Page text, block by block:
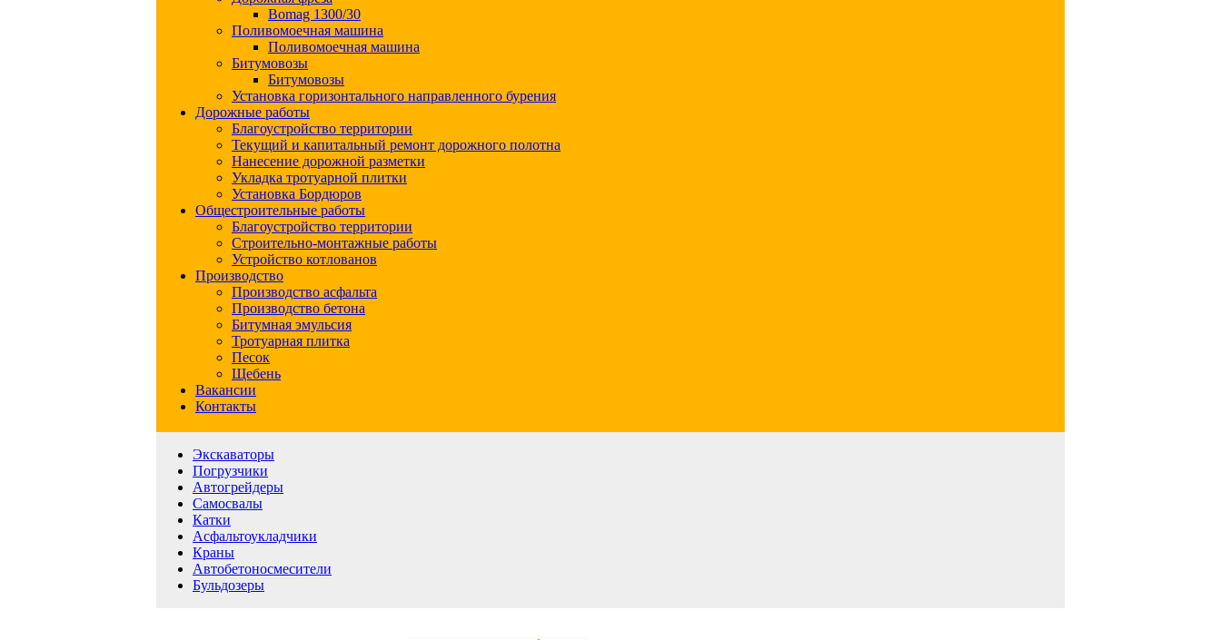
Bomag 1300/30
Поливомоечная машина
Поливомоечная машина
Битумовозы
Битумовозы
Установка горизонтального направленного бурения
Дорожные работы
Благоустройство территории
Текущий и капитальный ремонт дорожного полотна
Нанесение дорожной разметки
Укладка тротуарной плитки
Установка Бордюров
Общестроительные работы
Благоустройство территории
Строительно-монтажные работы
Устройство котлованов
Производство
Производство асфальта
Производство бетона
Битумная эмульсия
Тротуарная плитка
Песок
Щебень
Вакансии
Контакты
Экскаваторы
Погрузчики
Автогрейдеры
Самосвалы
Катки
Асфальтоукладчики
Краны
Автобетоносмесители
Бульдозеры